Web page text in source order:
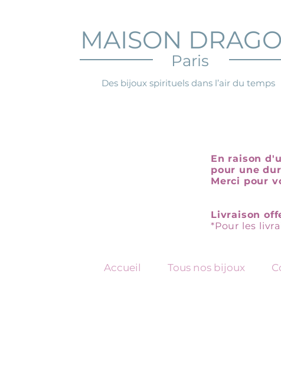
Paris
MAISON
Des bijoux spirituels dans l’air du temps
En raison
pour une
Merci pour
Livraison
*Pour les
Accueil Tous nos bijoux